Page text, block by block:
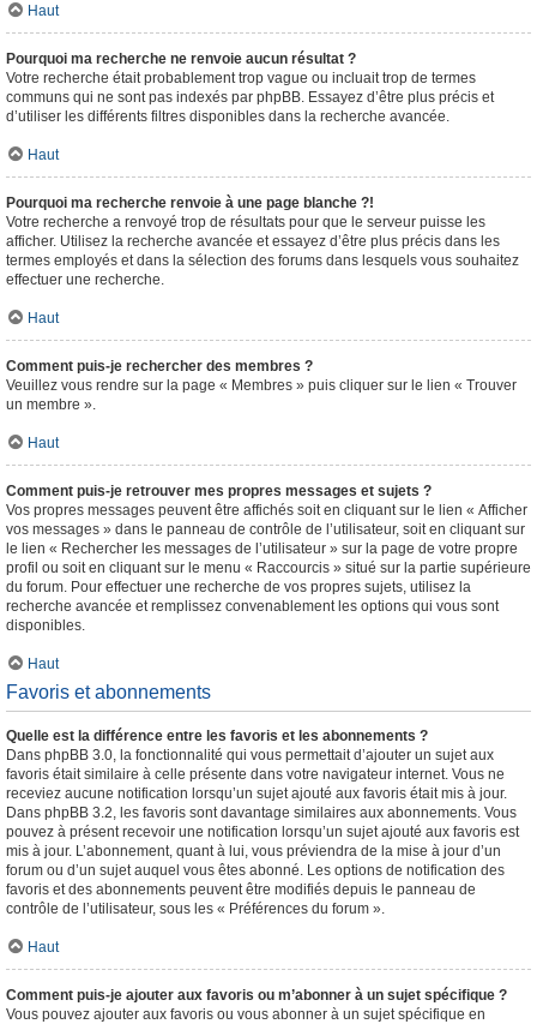
Haut
Pourquoi ma recherche ne renvoie aucun résultat ?
Votre recherche était probablement trop vague ou incluait trop de termes
communs qui ne sont pas indexés par phpBB. Essayez d’être plus précis et
d’utiliser les différents filtres disponibles dans la recherche avancée.
Haut
Pourquoi ma recherche renvoie à une page blanche ?!
Votre recherche a renvoyé trop de résultats pour que le serveur puisse les
afficher. Utilisez la recherche avancée et essayez d’être plus précis dans les
termes employés et dans la sélection des forums dans lesquels vous souhaitez
effectuer une recherche.
Haut
Comment puis-je rechercher des membres ?
Veuillez vous rendre sur la page « Membres » puis cliquer sur le lien « Trouver
un membre ».
Haut
Comment puis-je retrouver mes propres messages et sujets ?
Vos propres messages peuvent être affichés soit en cliquant sur le lien « Afficher
vos messages » dans le panneau de contrôle de l’utilisateur, soit en cliquant sur
le lien « Rechercher les messages de l’utilisateur » sur la page de votre propre
profil ou soit en cliquant sur le menu « Raccourcis » situé sur la partie supérieure
du forum. Pour effectuer une recherche de vos propres sujets, utilisez la
recherche avancée et remplissez convenablement les options qui vous sont
disponibles.
Haut
Favoris et abonnements
Quelle est la différence entre les favoris et les abonnements ?
Dans phpBB 3.0, la fonctionnalité qui vous permettait d’ajouter un sujet aux
favoris était similaire à celle présente dans votre navigateur internet. Vous ne
receviez aucune notification lorsqu’un sujet ajouté aux favoris était mis à jour.
Dans phpBB 3.2, les favoris sont davantage similaires aux abonnements. Vous
pouvez à présent recevoir une notification lorsqu’un sujet ajouté aux favoris est
mis à jour. L’abonnement, quant à lui, vous préviendra de la mise à jour d’un
forum ou d’un sujet auquel vous êtes abonné. Les options de notification des
favoris et des abonnements peuvent être modifiés depuis le panneau de
contrôle de l’utilisateur, sous les « Préférences du forum ».
Haut
Comment puis-je ajouter aux favoris ou m’abonner à un sujet spécifique ?
Vous pouvez ajouter aux favoris ou vous abonner à un sujet spécifique en